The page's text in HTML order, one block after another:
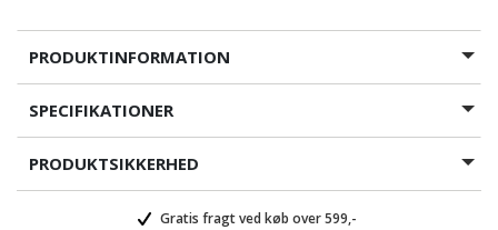
PRODUKTINFORMATION
SPECIFIKATIONER
PRODUKTSIKKERHED
Gratis fragt ved køb over 599,-